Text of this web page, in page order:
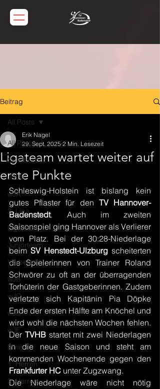
Beitrag
All Posts
Spielbericht
JBLH
wJA
3. Liga
Ligateam
Juniorteam
Vorbericht
wJB
wJC
wJD
wJE
Minis
1. Herren
2. Herren
All Posts
Ligateam wartet weiter auf
erste Punkte
Erik Nagel
29. Sept. 2025 2 Min. Lesezeit
Schleswig-Holstein ist bislang kein
gutes Pflaster für den TV Hannover-
Badenstedt. Auch im zweiten
Saisonspiel ging Hannover als Verlierer
vom Platz. Bei der 30:28-Niederlage
beim SV Henstedt-Ulzburg scheiterten
die Spielerinnen von Trainer Roland
Schwörer zu oft an der überragenden
Torhüterin der Gastgeberinnen. Zudem
verletzte sich Kapitänin Pia Döpke
Ende der ersten Hälfte am Knöchel und
wird wohl die nächsten Wochen fehlen.
Der TVHB startet mit zwei Niederlagen
in die neue Saison und steht am
Frankfurter HC unter Zugzwang.
Die Niederlage wäre nicht nötig